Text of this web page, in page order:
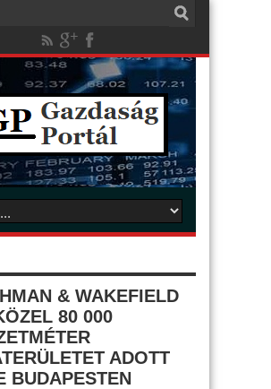
& WAKEFIELD
80 000
ADOTT
BUDAPESTEN